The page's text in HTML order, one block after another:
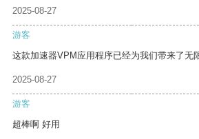
2025-08-27
游客
这款加速器VPM应用程序已经为我们带来了无
2025-08-27
游客
超棒啊 好用